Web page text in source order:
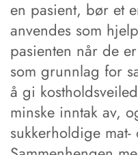
en pasient, bør et
anvendes som
pasienten når de
som grunnlag for
å gi
minske inntak av,
sukkerholdige